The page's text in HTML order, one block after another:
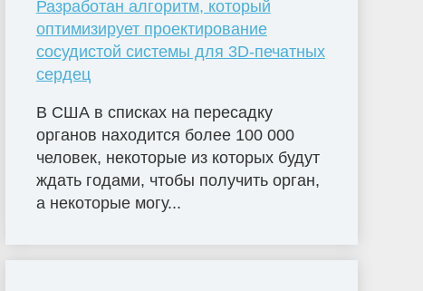
Разработан алгоритм, который
оптимизирует проектирование
сосудистой системы для 3D-печатных
сердец
В США в списках на пересадку
органов находится более 100 000
человек, некоторые из которых будут
ждать годами, чтобы получить орган,
а некоторые могу...